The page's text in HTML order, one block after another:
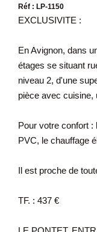
Réf : LP-1150
EXCLUSIVITE :
En Avignon, dans
étages se situant
niveau 2, d'une
pièce avec cuisine,
Pour votre confort :
PVC, le chauffage
Il est proche de
TF. : 437 €